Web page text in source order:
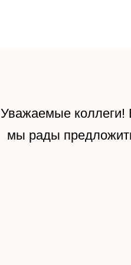
Уважаемые коллеги!
мы рады